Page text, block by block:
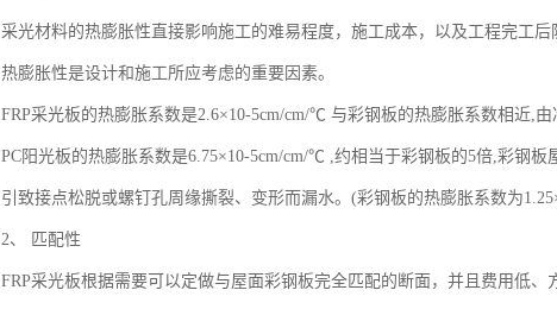
采光材料的热膨胀性直接影响施工的难易程度，施工成本，以及工程完工
热膨胀性是设计和施工所应考虑的重要因素。
FRP采光板的热膨胀系数是2.6×10-5cm/cm/℃ 与彩钢板的热膨胀系数相近,
PC阳光板的热膨胀系数是6.75×10-5cm/cm/℃ ,约相当于彩钢板的5倍,彩钢
引致接点松脱或螺钉孔周缘撕裂、变形而漏水。(彩钢板的热膨胀系数为
2、 匹配性
FRP采光板根据需要可以定做与屋面彩钢板完全匹配的断面，并且费用低